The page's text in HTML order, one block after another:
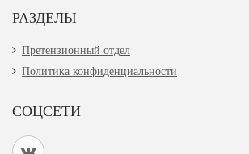
РАЗДЕЛЫ
Претензионный отдел
Политика конфиденциальности
СОЦСЕТИ